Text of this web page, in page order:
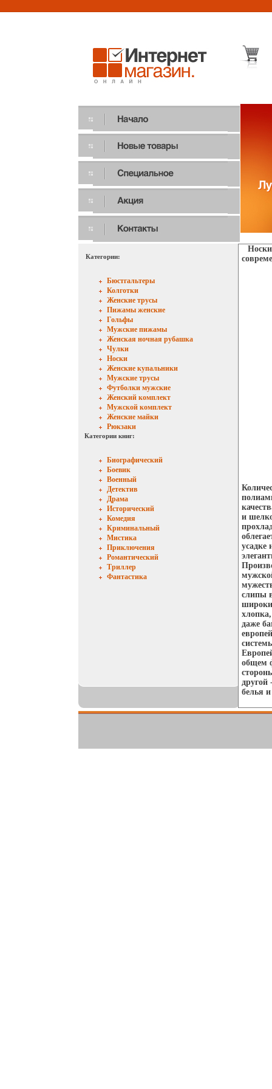
Категории:
Бюстгальтеры
Колготки
Женские трусы
Пижамы женские
Гольфы
Мужские пижамы
Женская ночная рубашка
Чулки
Носки
Женские купальники
Мужские трусы
Футболки мужские
Женский комплект
Мужской комплект
Женские майки
Рюкзаки
Категории книг:
Биографический
Боевик
Военный
Детектив
Драма
Исторический
Комедия
Криминальный
Мистика
Приключения
Романтический
Триллер
Фантастика
и
усадке
слипы
даже
общем
другой
белья